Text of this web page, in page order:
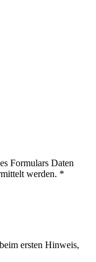
Formulars Daten
werden. *
ersten Hinweis,